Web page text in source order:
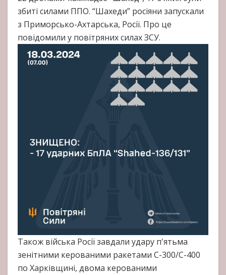
збиті силами ППО. “Шахеди” росіяни запускали
з Приморсько-Ахтарська, Росії. Про це
повідомили у повітряних силах ЗСУ.
Також війська Росії завдали удару п'ятьма
зенітними керованими ракетами С-300/С-400
по Харківщині, двома керованими